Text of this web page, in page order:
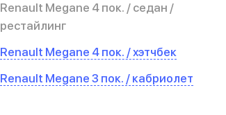
Renault Megane 4 пок. / седан /
рестайлинг
Renault Megane 4 пок. / хэтчбек
Renault Megane 3 пок. / кабриолет